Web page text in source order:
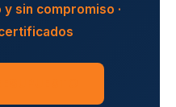
sin compromiso ·